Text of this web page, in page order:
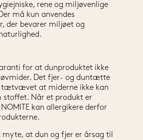
rene og miljøvenlige
må kun anvendes
der bevarer miljøet og
for at dunproduktet ikke
Det fjer- og duntætte
tætvævet at miderne ikke kan
Når et produkt er
kan allergikere derfor
myte, at dun og fjer er årsag til